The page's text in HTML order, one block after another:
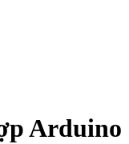
Arduino